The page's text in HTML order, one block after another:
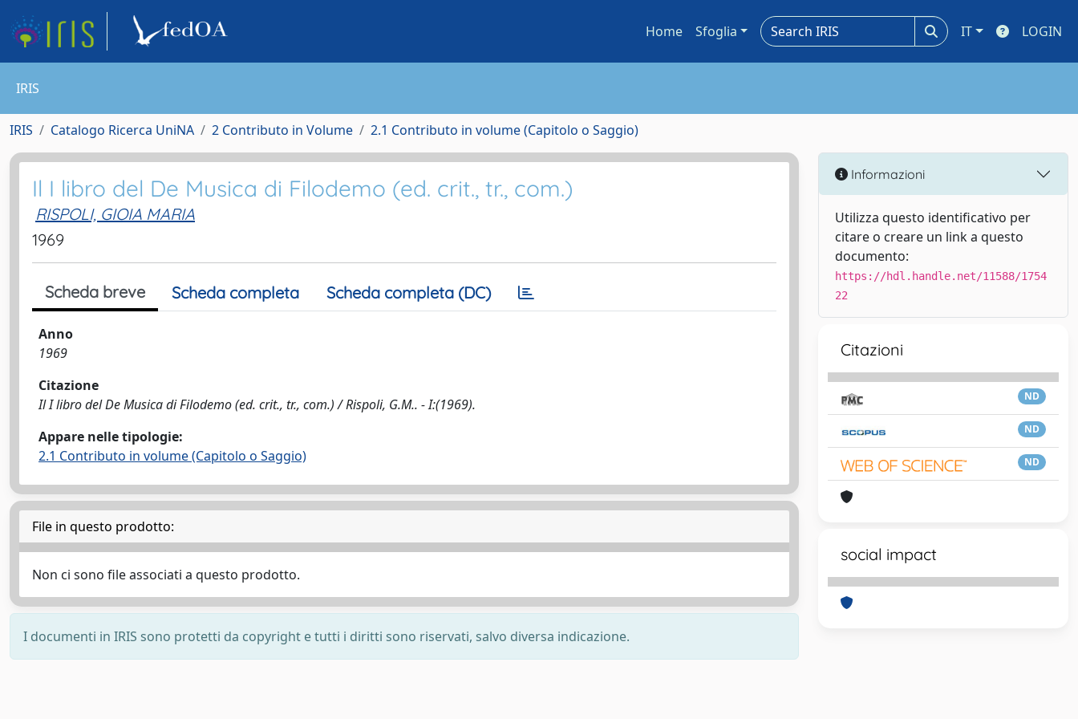
Home Sfoglia IT LOGIN
IRIS
IRIS Catalogo Ricerca UniNA 2 Contributo in Volume 2.1 Contributo in volume (Capitolo o Saggio)
Il I libro del De Musica di Filodemo (ed. crit., tr., com.)
RISPOLI, GIOIA MARIA
1969
Scheda breve Scheda completa Scheda completa (DC)
Anno
1969
Citazione
Il I libro del De Musica di Filodemo (ed. crit., tr., com.) / Rispoli, G.M.. - I:(1969).
Appare nelle tipologie:
2.1 Contributo in volume (Capitolo o Saggio)
File in questo prodotto:
Non ci sono file associati a questo prodotto.
I documenti in IRIS sono protetti da copyright e tutti i diritti sono riservati, salvo diversa indicazione.
Informazioni
Utilizza questo identificativo per
citare o creare un link a questo
documento:
https://hdl.handle.net/11588/1754
22
Citazioni
ND
ND
ND
social impact